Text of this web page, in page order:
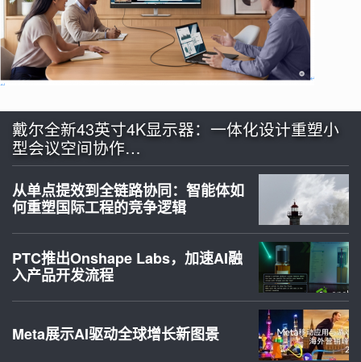
戴尔全新43英寸4K显示器：一体化设计重塑小
型会议空间协作…
从单点提效到全链路协同：智能体如
何重塑国际工程的竞争逻辑
PTC推出Onshape Labs，加速AI融
入产品开发流程
Meta展示AI驱动全球增长新图景